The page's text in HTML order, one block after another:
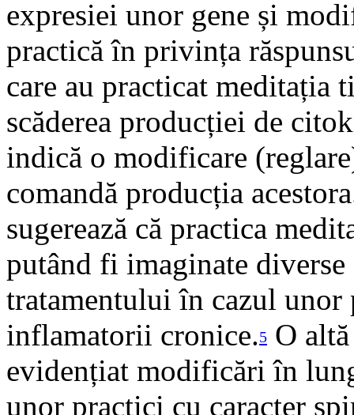
expresiei unor gene și
practică în privința
care au practicat meditația
scăderea producției de
indică o modificare
comandă producția
sugerează că practica
putând fi imaginate
tratamentului în cazul unor
inflamatorii cronice.5 O
evidențiat modificări în
unor practici cu caracter